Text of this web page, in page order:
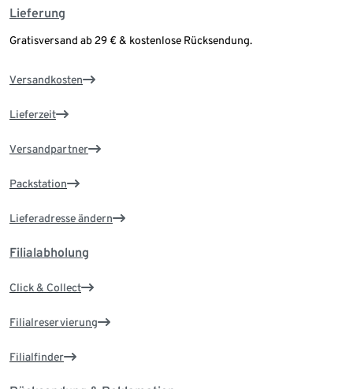
Lieferung
Gratisversand ab 29 € & kostenlose Rücksendung.
Versandkosten
Lieferzeit
Versandpartner
Packstation
Lieferadresse ändern
Filialabholung
Click & Collect
Filialreservierung
Filialfinder